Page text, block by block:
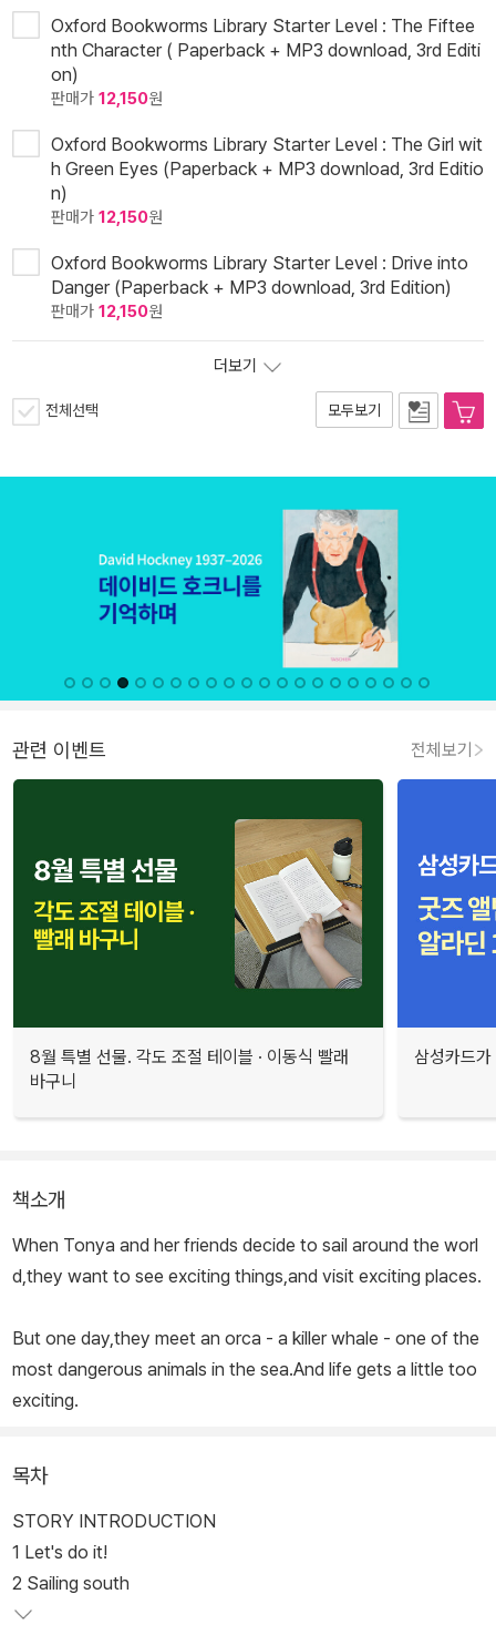
Oxford Bookworms Library Starter Level : The Fiftee
nth Character ( Paperback + MP3 download, 3rd Editi
on)
판매가 12,150원
Oxford Bookworms Library Starter Level : The Girl wit
h Green Eyes (Paperback + MP3 download, 3rd Editio
n)
판매가 12,150원
Oxford Bookworms Library Starter Level : Drive into
Danger (Paperback + MP3 download, 3rd Edition)
판매가 12,150원
더보기
전체선택 모두보기
관련 이벤트 전체보기
8월 특별 선물. 각도 조절 테이블 · 이동식 빨래
바구니
삼성카드
책소개
When Tonya and her friends decide to sail around the worl
d,they want to see exciting things,and visit exciting places.
But one day,they meet an orca - a killer whale - one of the
most dangerous animals in the sea.And life gets a little too
exciting.
목차
STORY INTRODUCTION
1 Let's do it!
2 Sailing south